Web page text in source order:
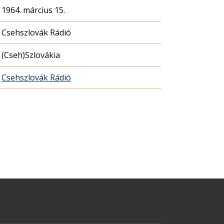
1964. március 15.
Csehszlovák Rádió
(Cseh)Szlovákia
Csehszlovák Rádió